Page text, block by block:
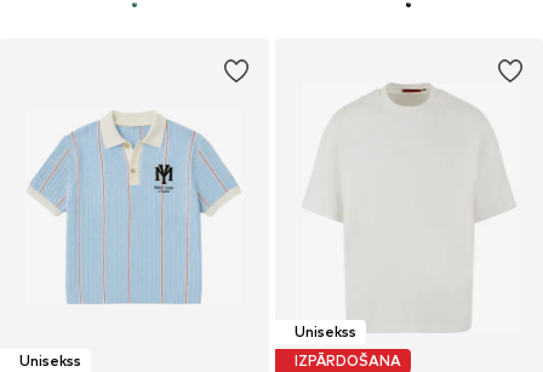
Unisekss
Unisekss
IZPĀRDOŠANA